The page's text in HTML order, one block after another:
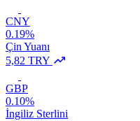
CNY
0.19%
Çin Yuanı
5,82 TRY
GBP
0.10%
İngiliz Sterlini